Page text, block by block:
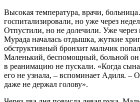
Высокая температура, врачи,
госпитализировали, но уже через
Отпустили, но не долечили. Уже через
Мурада началась отдышка, жуткие
обструктивный бронхит мальчик
Маленький, беспомощный, больной
в реанимацию не пускали. «Когда сына
его не узнала, – вспоминает Адиля. –
даже не держал голову».